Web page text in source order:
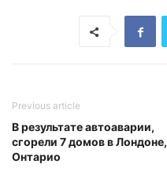
Previous article
В результате автоаварии,
сгорели 7 домов в Лондоне,
Онтарио